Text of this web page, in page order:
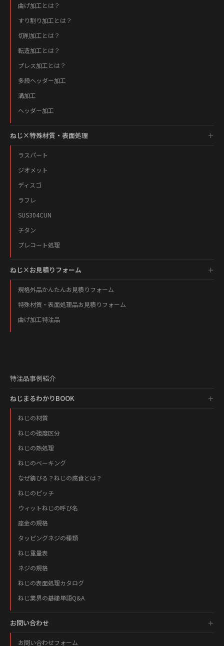
曲げ加工とは？
すり割り加工とは？
切削加工とは？
転造加工とは？
プレス加工とは？
多段ヘッダー加工
溝加工
ヘッダー加工
ねじ×特殊材質・表面処理
ラスパート
ジオメット
ディスゴ
ラフレ
SUS304CUN
チタン
プレコート処理
ねじ×お見積りフォーム
規格外品かんたんお見積りフォーム
特殊材質・表面処理品お見積りフォーム
曲げ加工特注品
特注品事例紹介
ねじまるわかりBOOK
ねじの材質
ねじの強度区分
ねじの熱処理
ねじのベーキング
なぜ錆びる？ねじの腐食とは？
ねじのピッチ
ウィットねじの呼び名
座金の規格
タッピングネジの種類
ねじ重量表
ネジの規格
ねじの表面処理カタログ
ねじ業界の基礎単語Q&A
お問い合わせ
お問い合わせフォーム